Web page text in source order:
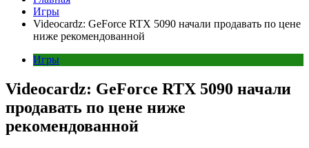
Игры
Videocardz: GeForce RTX 5090 начали продавать по цене
ниже рекомендованной
Игры
Videocardz: GeForce RTX 5090 начали
продавать по цене ниже
рекомендованной